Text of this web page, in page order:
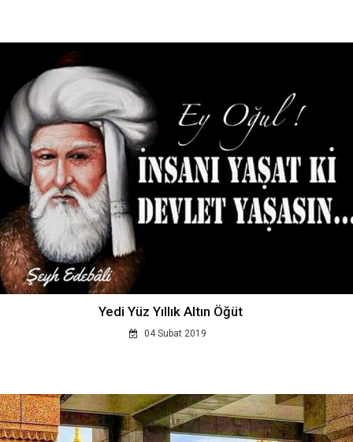
Yedi Yüz Yıllık Altın Öğüt
04 Subat 2019